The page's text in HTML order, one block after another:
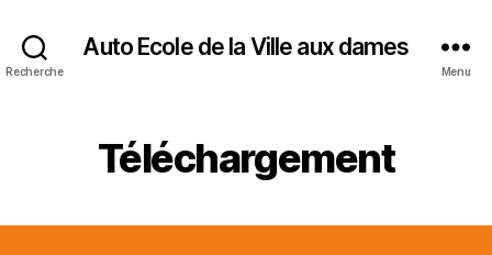
Recherche
Auto Ecole de la Ville aux dames
Menu
Téléchargement